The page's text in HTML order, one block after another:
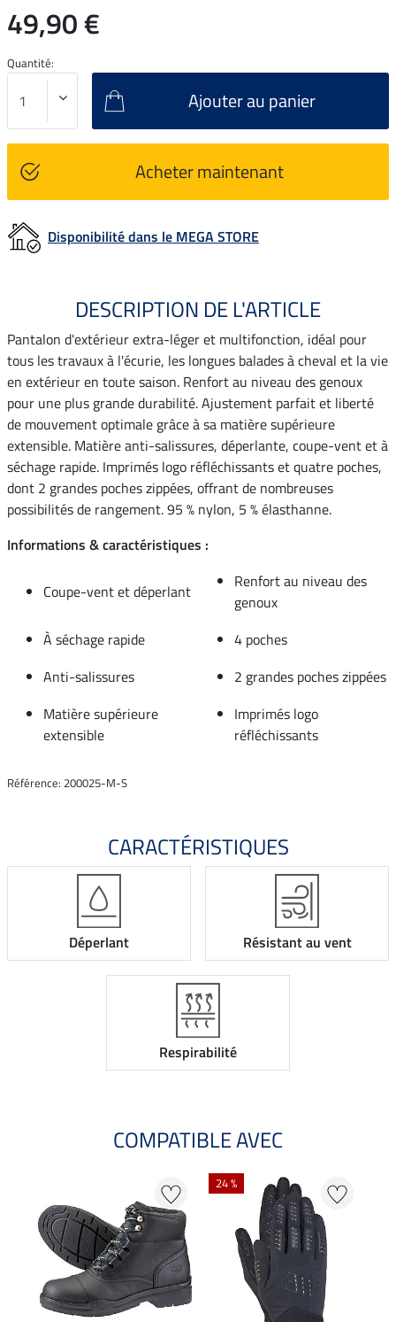
49,90 €
Quantité:
Ajouter au panier
Acheter maintenant
Disponibilité dans le MEGA STORE
DESCRIPTION DE L'ARTICLE
Pantalon d'extérieur extra-léger et multifonction, idéal pour
tous les travaux à l'écurie, les longues balades à cheval et la vie
en extérieur en toute saison. Renfort au niveau des genoux
pour une plus grande durabilité. Ajustement parfait et liberté
de mouvement optimale grâce à sa matière supérieure
extensible. Matière anti-salissures, déperlante, coupe-vent et à
séchage rapide. Imprimés logo réfléchissants et quatre poches,
dont 2 grandes poches zippées, offrant de nombreuses
possibilités de rangement. 95 % nylon, 5 % élasthanne.
Informations & caractéristiques :
Coupe-vent et déperlant
Renfort au niveau des
genoux
À séchage rapide
4 poches
Anti-salissures
2 grandes poches zippées
Matière supérieure
extensible
Imprimés logo
réfléchissants
Référence: 200025-M-S
CARACTÉRISTIQUES
Déperlant Résistant au vent
Respirabilité
COMPATIBLE AVEC
24 %